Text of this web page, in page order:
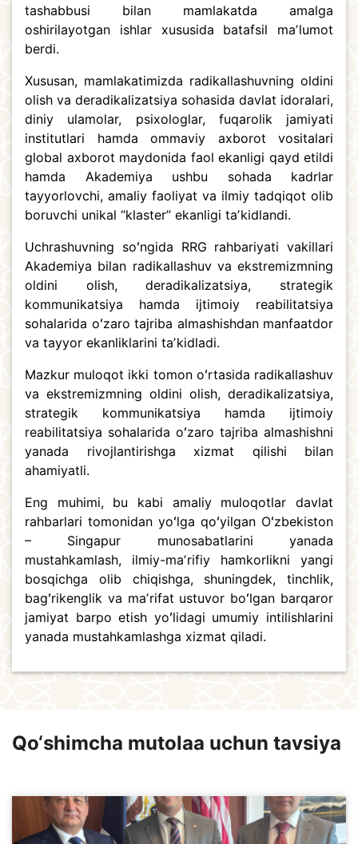
tashabbusi bilan mamlakatda amalga
oshirilayotgan ishlar xususida batafsil maʼlumot
berdi.
Xususan, mamlakatimizda radikallashuvning oldini
olish va deradikalizatsiya sohasida davlat idoralari,
diniy ulamolar, psixologlar, fuqarolik jamiyati
institutlari hamda ommaviy axborot vositalari
global axborot maydonida faol ekanligi qayd etildi
hamda Akademiya ushbu sohada kadrlar
tayyorlovchi, amaliy faoliyat va ilmiy tadqiqot olib
boruvchi unikal “klaster” ekanligi taʼkidlandi.
Uchrashuvning soʻngida RRG rahbariyati vakillari
Akademiya bilan radikallashuv va ekstremizmning
oldini olish, deradikalizatsiya, strategik
kommunikatsiya hamda ijtimoiy reabilitatsiya
sohalarida oʻzaro tajriba almashishdan manfaatdor
va tayyor ekanliklarini taʼkidladi.
Mazkur muloqot ikki tomon oʻrtasida radikallashuv
va ekstremizmning oldini olish, deradikalizatsiya,
strategik kommunikatsiya hamda ijtimoiy
reabilitatsiya sohalarida oʻzaro tajriba almashishni
yanada rivojlantirishga xizmat qilishi bilan
ahamiyatli.
Eng muhimi, bu kabi amaliy muloqotlar davlat
rahbarlari tomonidan yoʻlga qoʻyilgan Oʻzbekiston
– Singapur munosabatlarini yanada
mustahkamlash, ilmiy-maʼrifiy hamkorlikni yangi
bosqichga olib chiqishga, shuningdek, tinchlik,
bagʻrikenglik va maʼrifat ustuvor boʻlgan barqaror
jamiyat barpo etish yoʻlidagi umumiy intilishlarini
yanada mustahkamlashga xizmat qiladi.
Qo‘shimcha mutolaa uchun tavsiya